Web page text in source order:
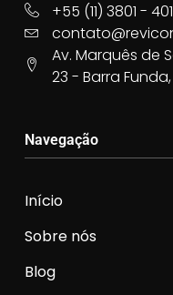
+55 (11) 3801 -
Av. Marquês de
23 - Barra
Navegação
Início
Sobre nós
Blog